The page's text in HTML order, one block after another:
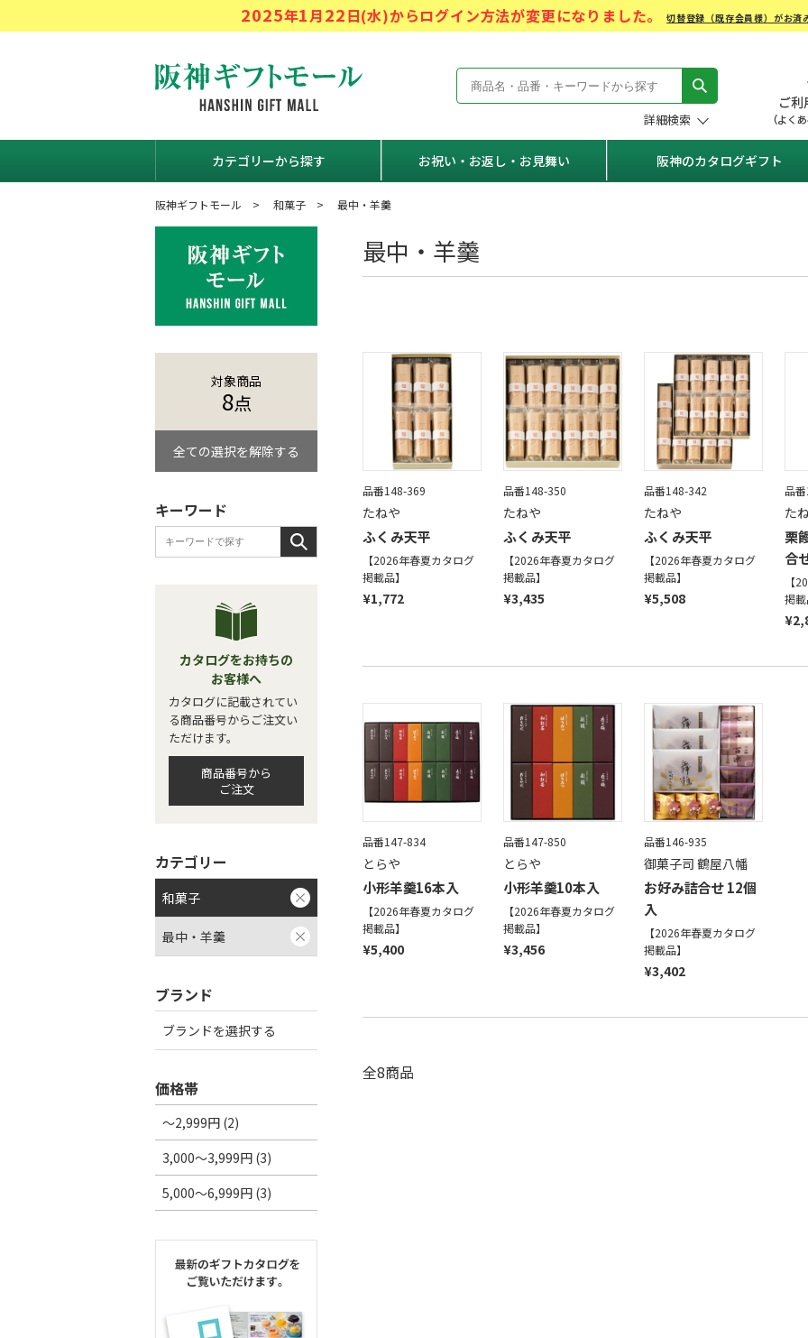
2025年1月22日(水)からログイン方法が変更になりました。切替登録（既存会員様）がお済
阪神ギフトモール Hanshin Gift Mall
詳細検索
カテゴリーから探す お祝い・お返し・お見舞い 阪神のカタログギフト
阪神ギフトモール 和菓子 最中・羊羹
最中・羊羹
品番148-369
たねや
ふくみ天平
【2026年春夏カタログ
掲載品】
¥1,772
品番148-350
たねや
ふくみ天平
【2026年春夏カタログ
掲載品】
¥3,435
品番148-342
たねや
ふくみ天平
【2026年春夏カタログ
掲載品】
¥5,508
品
た
栗
合
【
掲
品番147-834
とらや
小形羊羹16本入
【2026年春夏カタログ
掲載品】
¥5,400
品番147-850
とらや
小形羊羹10本入
【2026年春夏カタログ
掲載品】
¥3,456
品番146-935
御菓子司 鶴屋八幡
お好み詰合せ 12個
入
【2026年春夏カタログ
掲載品】
¥3,402
全8商品
対象商品
8点
全ての選択を解除する
キーワード
カタログをお持ちの
お客様へ
カタログに記載されてい
る商品番号からご注文い
ただけます。
商品番号から
ご注文
カテゴリー
和菓子
最中・羊羹
ブランド
ブランドを選択する
価格帯
～2,999円 (2)
3,000～3,999円 (3)
5,000～6,999円 (3)